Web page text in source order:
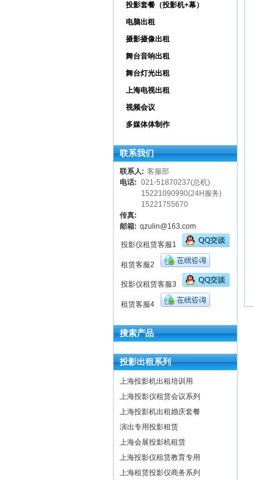
投影套餐（投影机+幕）
电脑出租
摄影摄像出租
舞台音响出租
舞台灯光出租
上海电视出租
视频会议
多媒体体制作
联系我们
联系人: 客服部
电话: 021-51870237(总机)
15221090990(24H服务)
15221755670
传真:
邮箱: qzulin@163.com
投影仪租赁客服1
租赁客服2
投影仪租赁客服3
租赁客服4
搜索产品
投影出租系列
上海投影机出租培训用
上海投影仪租赁会议系列
上海投影机出租婚庆套餐
演出专用投影租赁
上海会展投影机租赁
上海投影仪租赁教育专用
上海租赁投影仪商务系列